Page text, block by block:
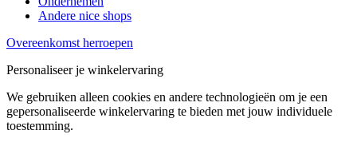
Andere nice shops
Overeenkomst herroepen
Personaliseer je winkelervaring
We gebruiken alleen cookies en andere technologieën om je een
gepersonaliseerde winkelervaring te bieden met jouw individuele
toestemming.